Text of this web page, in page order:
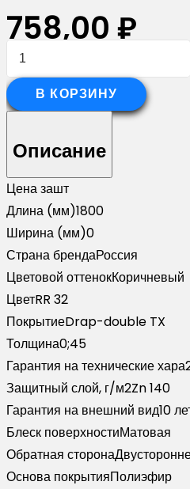
758,00 ₽
Количество
Планка
опорная
внешняя
Palermo
0,45
Drap-
double
TX
RR
32
темно-
коричневый
(1,8м)
В КОРЗИНУ
Описание
Цена зашт
Длина (мм)1800
Ширина (мм)0
Страна брендаРоссия
Цветовой оттенокКоричневый
ЦветRR 32
ПокрытиеDrap-double TX
Толщина0;45
Гарантия на технические хара
Защитный слой, г/м2Zn 140
Гарантия на внешний вид10
Блеск поверхностиМатовая
Обратная сторона
Основа покрытияПолиэфир